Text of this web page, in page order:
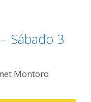
Sábado 3
Montoro